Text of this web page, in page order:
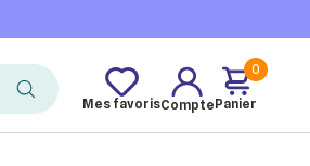
Mes favorisCompte
0
Panier